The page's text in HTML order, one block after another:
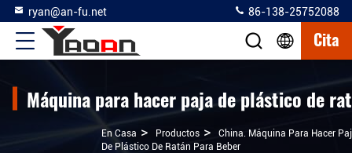
ryan@an-fu.net 86-138-25752088
Cita
Máquina para hacer paja de plástico de
En Casa > Productos >
China. Máquina Para Hacer
De Plástico De Ratán Para Beber